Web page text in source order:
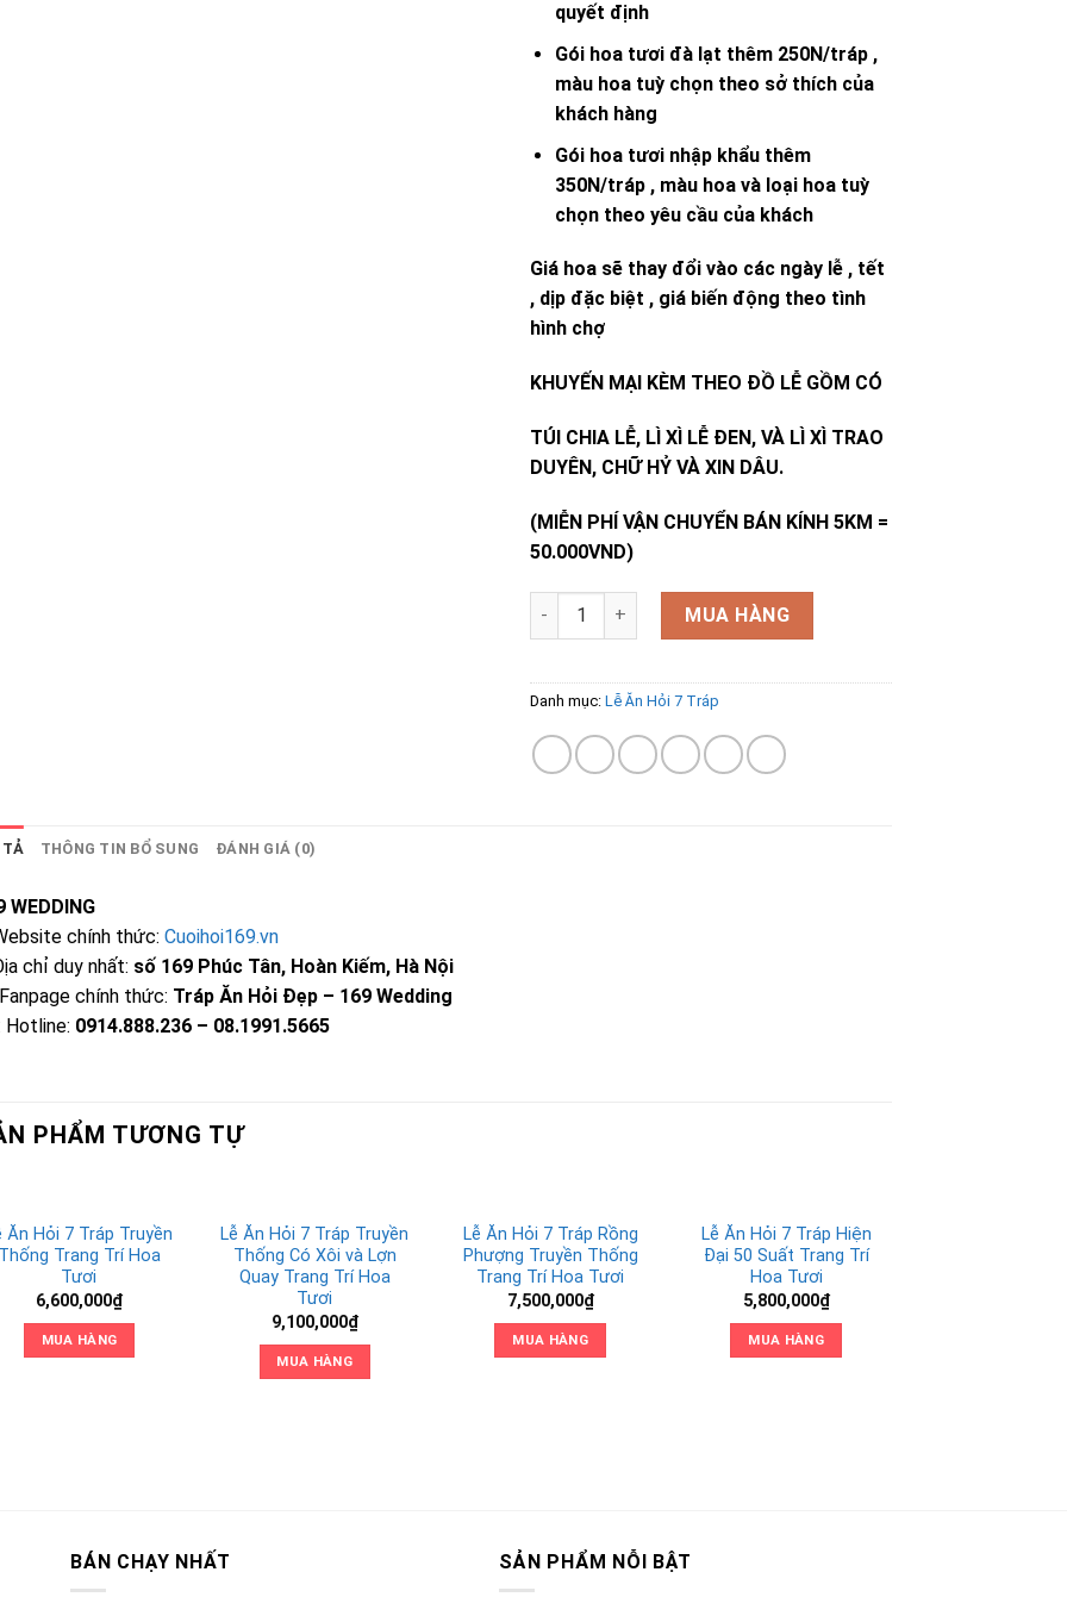
quyết định
Gói hoa tươi đà lạt thêm 250N/tráp ,
màu hoa tuỳ chọn theo sở thích của
khách hàng
Gói hoa tươi nhập khẩu thêm
350N/tráp , màu hoa và loại hoa tuỳ
chọn theo yêu cầu của khách
Giá hoa sẽ thay đổi vào các ngày lễ , tết
, dịp đặc biệt , giá biến động theo tình
hình chợ
KHUYẾN MẠI KÈM THEO ĐỒ LỄ GỒM CÓ
TÚI CHIA LỄ, LÌ XÌ LỄ ĐEN, VÀ LÌ XÌ TRAO
DUYÊN, CHỮ HỶ VÀ XIN DÂU.
(MIỄN PHÍ VẬN CHUYỂN BÁN KÍNH 5KM =
50.000VND)
Lễ Ăn Hỏi 7 Tráp Rồng Phượng Hiện Đại Trang Trí Hoa Tươi số
MUA HÀNG
Danh mục:Lễ Ăn Hỏi 7 Tráp
TẢ THÔNG TIN BỔ SUNG ĐÁNH GIÁ (0)
WEDDING
chính thức: Cuoihoi169.vn
chỉ duy nhất: số 169 Phúc Tân, Hoàn Kiếm, Hà Nội
chính thức: Tráp Ăn Hỏi Đẹp – 169 Wedding
0914.888.236 – 08.1991.5665
PHẨM TƯƠNG TỰ
Ăn Hỏi 7 Tráp Truyền
Trang Trí Hoa
Tươi
6,600,000₫
MUA HÀNG
Lễ Ăn Hỏi 7 Tráp Truyền
Thống Có Xôi và Lợn
Quay Trang Trí Hoa
Tươi
9,100,000₫
MUA HÀNG
Lễ Ăn Hỏi 7 Tráp Rồng
Phượng Truyền Thống
Trang Trí Hoa Tươi
7,500,000₫
MUA HÀNG
Lễ Ăn Hỏi 7 Tráp Hiện
Đại 50 Suất Trang Trí
Hoa Tươi
5,800,000₫
MUA HÀNG
BÁN CHẠY NHẤT SẢN PHẨM NỖI BẬT